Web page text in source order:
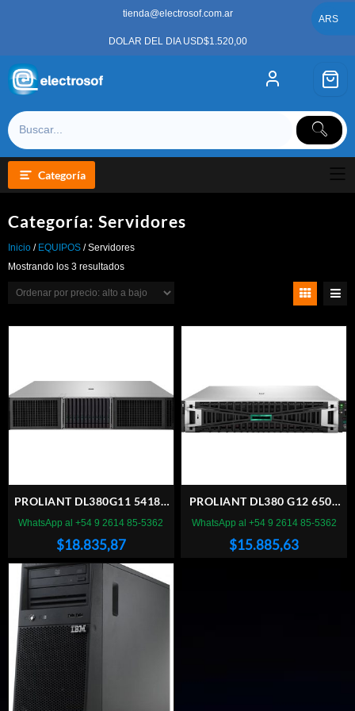
tienda@electrosof.com.ar
DOLAR DEL DIA USD$1.520,00
Categoría
Categoría: Servidores
Inicio / EQUIPOS / Servidores
Mostrando los 3 resultadosOrdenado
precio:
alto
PROLIANT DL380G11 5418Y
64 SBU
$18.835,87
WhatsApp al +54 9 2614 85-5362
PROLIANT DL380 G12 6505
64 SC
$15.885,63
WhatsApp al +54 9 2614 85-5362
ARS